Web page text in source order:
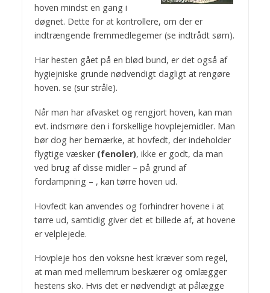
hoven mindst en gang i
døgnet. Dette for at kontrollere, om der er
indtrængende fremmedlegemer (se indtrådt søm).
Har hesten gået på en blød bund, er det også af
hygiejniske grunde nødvendigt dagligt at rengøre
hoven. se (sur stråle).
Når man har afvasket og rengjort hoven, kan man
evt. indsmøre den i forskellige hovplejemidler. Man
bør dog her bemærke, at hovfedt, der indeholder
flygtige væsker (fenoler), ikke er godt, da man
ved brug af disse midler – på grund af
fordampning – , kan tørre hoven ud.
Hovfedt kan anvendes og forhindrer hovene i at
tørre ud, samtidig giver det et billede af, at hovene
er velplejede.
Hovpleje hos den voksne hest kræver som regel,
at man med mellemrum beskærer og omlægger
hestens sko. Hvis det er nødvendigt at pålægge